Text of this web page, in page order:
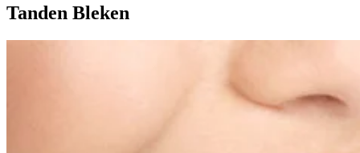
Tanden Bleken